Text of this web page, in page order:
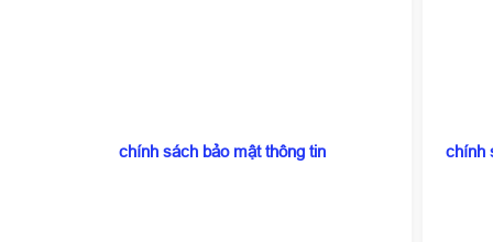
chính sách bảo mật thông tin chính